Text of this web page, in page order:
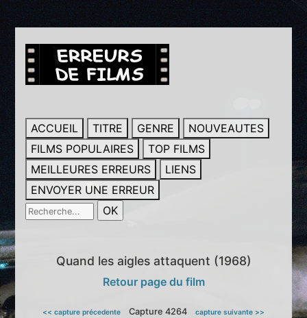
ACCUEIL TITRE GENRE
NOUVEAUTES
FILMS POPULAIRES
TOP FILMS
MEILLEURES ERREURS
LIENS
ENVOYER UNE ERREUR
Quand les aigles attaquent (1968)
Retour page du film
<< capture précedente Capture 4264 capture suivante >>